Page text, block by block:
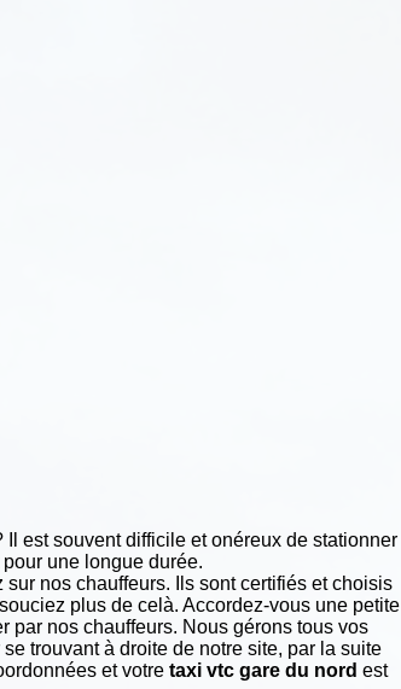
est souvent difficile et onéreux de stationner
une longue durée.
nos chauffeurs. Ils sont certifiés et choisis
plus de celà. Accordez-vous une petite
par nos chauffeurs. Nous gérons tous vos
trouvant à droite de notre site, par la suite
et votre taxi vtc gare du nord est